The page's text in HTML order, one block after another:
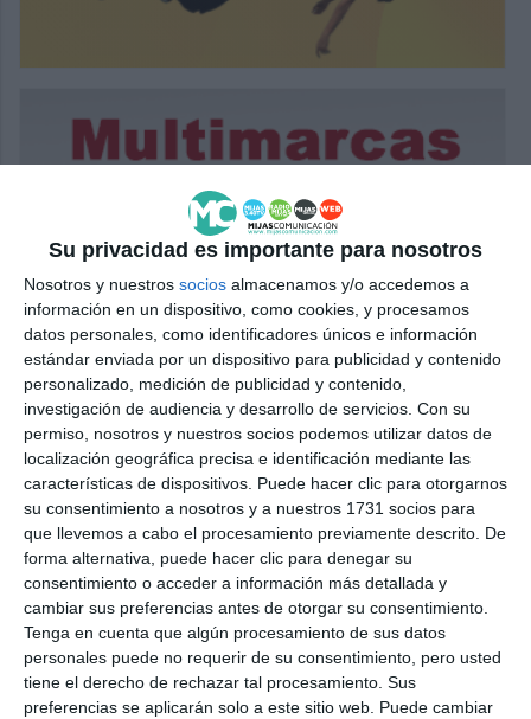
Su privacidad es importante para nosotros
Nosotros y nuestros socios almacenamos y/o accedemos a
información en un dispositivo, como cookies, y procesamos
datos personales, como identificadores únicos e información
estándar enviada por un dispositivo para publicidad y contenido
personalizado, medición de publicidad y contenido,
investigación de audiencia y desarrollo de servicios. Con su
permiso, nosotros y nuestros socios podemos utilizar datos de
localización geográfica precisa e identificación mediante las
características de dispositivos. Puede hacer clic para otorgarnos
su consentimiento a nosotros y a nuestros 1731 socios para
que llevemos a cabo el procesamiento previamente descrito. De
forma alternativa, puede hacer clic para denegar su
consentimiento o acceder a información más detallada y
cambiar sus preferencias antes de otorgar su consentimiento.
Tenga en cuenta que algún procesamiento de sus datos
personales puede no requerir de su consentimiento, pero usted
tiene el derecho de rechazar tal procesamiento. Sus
preferencias se aplicarán solo a este sitio web. Puede cambiar